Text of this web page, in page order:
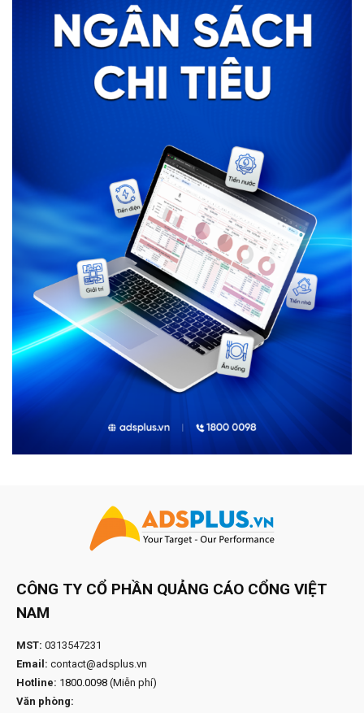
CÔNG TY CỔ PHẦN QUẢNG CÁO CỔNG VIỆT
NAM
MST: 0313547231
Email: contact@adsplus.vn
Hotline: 1800.0098 (Miễn phí)
Văn phòng: